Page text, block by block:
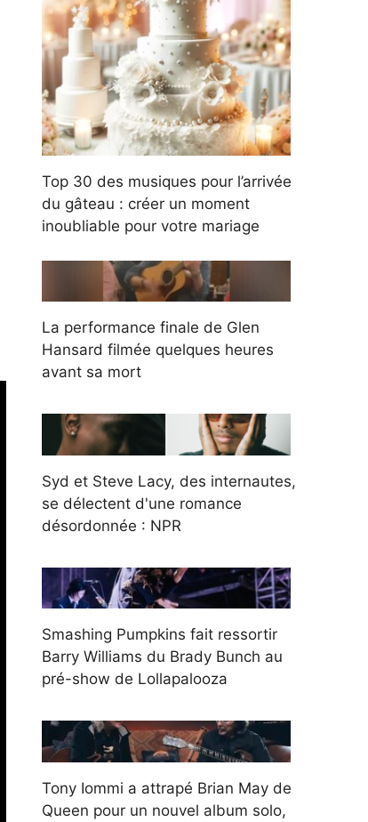
Top 30 des musiques pour l’arrivée
du gâteau : créer un moment
inoubliable pour votre mariage
La performance finale de Glen
Hansard filmée quelques heures
avant sa mort
Syd et Steve Lacy, des internautes,
se délectent d'une romance
désordonnée : NPR
Smashing Pumpkins fait ressortir
Barry Williams du Brady Bunch au
pré-show de Lollapalooza
Tony Iommi a attrapé Brian May de
Queen pour un nouvel album solo,